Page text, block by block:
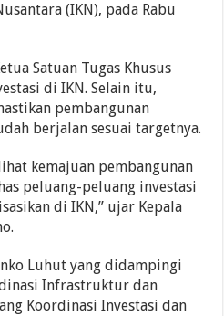
(IKN), pada Rabu
Satuan Tugas Khusus
di IKN. Selain itu,
pembangunan
berjalan sesuai targetnya.
kemajuan pembangunan
peluang-peluang investasi
di IKN,” ujar Kepala
Luhut yang didampingi
Infrastruktur dan
Koordinasi Investasi dan